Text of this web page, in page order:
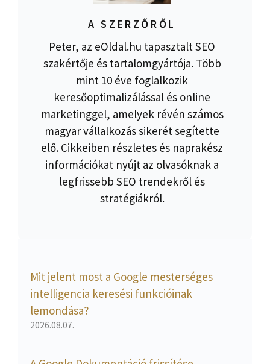
A SZERZŐRŐL
Peter, az eOldal.hu tapasztalt SEO
szakértője és tartalomgyártója. Több
mint 10 éve foglalkozik
keresőoptimalizálással és online
marketinggel, amelyek révén számos
magyar vállalkozás sikerét segítette
elő. Cikkeiben részletes és naprakész
információkat nyújt az olvasóknak a
legfrissebb SEO trendekről és
stratégiákról.
Mit jelent most a Google mesterséges
intelligencia keresési funkcióinak
lemondása?
2026.08.07.